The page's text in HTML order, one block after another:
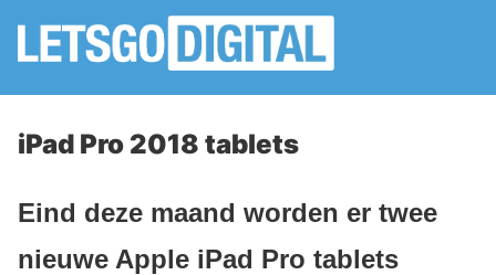
iPad Pro 2018 tablets
Eind deze maand worden er twee
nieuwe Apple iPad Pro tablets